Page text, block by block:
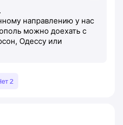
направлению у нас
можно доехать с
Одессу или
2